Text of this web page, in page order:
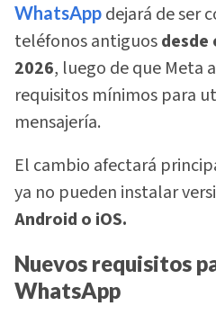
WhatsApp dejará de ser
teléfonos antiguosdesde
2026, luego de que Meta
requisitos mínimos para
mensajería.
El cambio afectará
ya no pueden instalar
Android o iOS.
Nuevos requisitos
WhatsApp